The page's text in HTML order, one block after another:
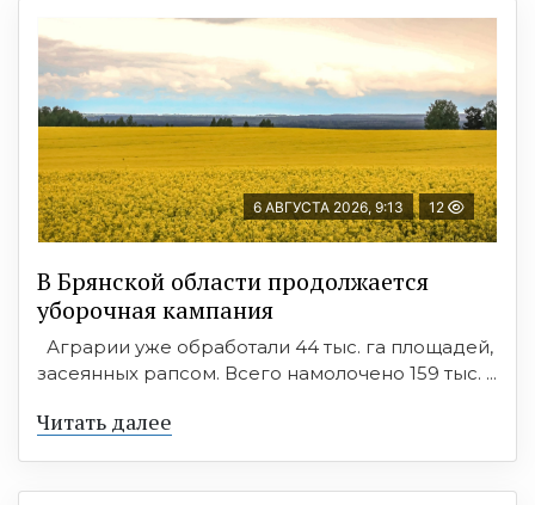
6 АВГУСТА 2026, 9:13 12
В Брянской области продолжается
уборочная кампания
Аграрии уже обработали 44 тыс. га площадей,
засеянных рапсом. Всего намолочено 159 тыс. ...
Читать далее